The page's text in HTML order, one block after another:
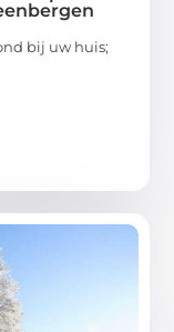
bij uw huis;